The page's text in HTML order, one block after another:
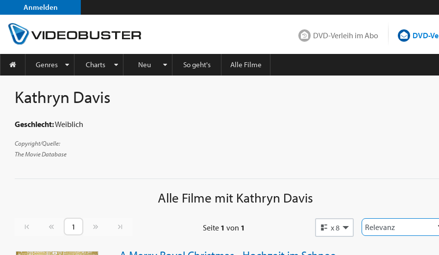
Anmelden
DVD-Verleih im Abo DVD-
Genres Charts Neu So geht's Alle Filme
Kathryn Davis
Geschlecht:Weiblich
Copyright/Quelle:
The Movie Database
Alle Filme mitKathryn Davis
Vorherige Seite Nächste Seite Seite 1 von 1 x 8